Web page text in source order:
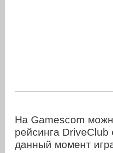
На Gamescom
рейсинга
данный момент